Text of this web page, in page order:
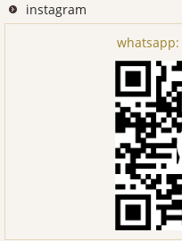
instagram
whatsapp: